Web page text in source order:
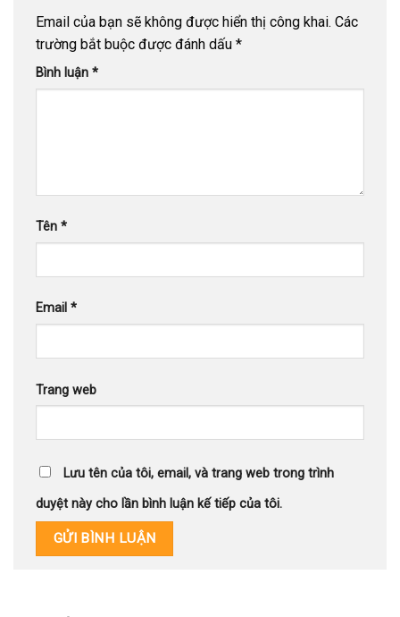
Email của bạn sẽ không được hiển thị công khai. Các
trường bắt buộc được đánh dấu *
Bình luận *
Tên *
Email *
Trang web
Lưu tên của tôi, email, và trang web trong trình
duyệt này cho lần bình luận kế tiếp của tôi.